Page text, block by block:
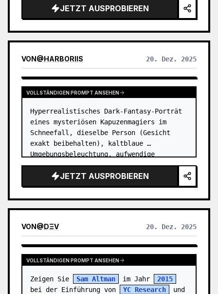
JETZT AUSPROBIEREN
VON@HARBORIIS 20. Dez. 2025
VOLLSTÄNDIGEN PROMPT ANSEHEN
Hyperrealistisches Dark-Fantasy-Porträt
eines mysteriösen Kapuzenmagiers im
Schneefall, dieselbe Person (Gesicht
exakt beibehalten), kaltblaue
Umgebungsbeleuchtung, aufwendige
Schattendetails im Gesicht, leuchtende
magische Kugel, die vorsichtig zwischen
seine…
JETZT AUSPROBIEREN
VON@DΞV 20. Dez. 2025
VOLLSTÄNDIGEN PROMPT ANSEHEN
Zeigen Sie Sam Altman im Jahr
2015
bei der Einführung von
YC Research